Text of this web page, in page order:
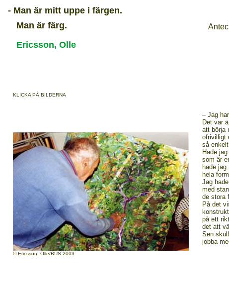
- Man är mitt uppe i färgen.
Man är färg.
Ericsson, Olle
– Jag
Det var
att börja
ofrivilligt
så
Hade
som är
hade
hela
Jag
med
de stora
På det
på ett
det att
Sen
jobba
KLICKA PÅ BILDERNA
© Ericsson, Olle/BUS 2003